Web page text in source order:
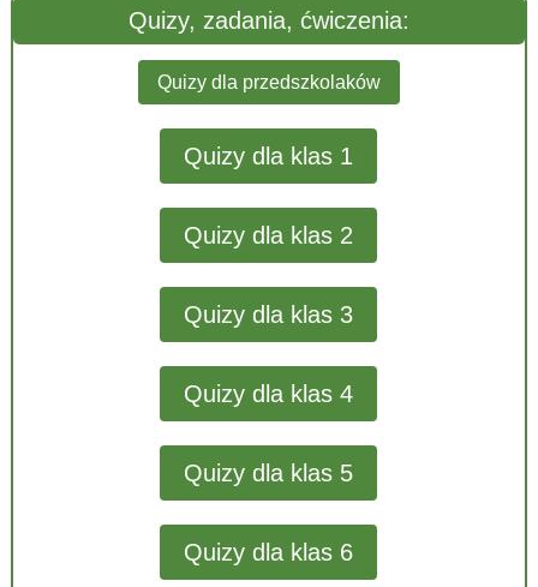
Quizy, zadania, ćwiczenia:
Quizy dla przedszkolaków
Quizy dla klas 1
Quizy dla klas 2
Quizy dla klas 3
Quizy dla klas 4
Quizy dla klas 5
Quizy dla klas 6